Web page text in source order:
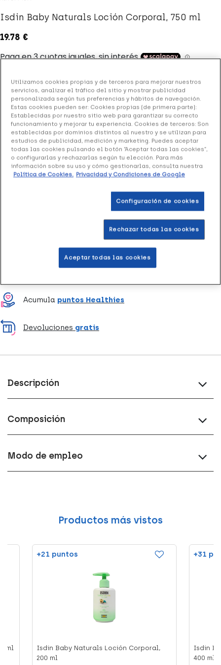
Isdin Baby Naturals Loción Corporal, 750 ml
19.78 €
(2 opiniones)
Isdin Babynaturals Loción Corporales un hidratante
corporal para bebés desde su primer día de vida. Ayuda a
cuidar y suavizar la piel sensible de los recién nacidos.
Formato dispensador de 750 ml.
Acumula puntos Healthies
Devoluciones gratis
Descripción
Composición
Modo de empleo
Productos más vistos
ml
+21 puntos
Isdin Baby Naturals Loción Corporal,
200 ml
+31
Isdin
400 ml
Utilizamos cookies propias y de terceros para mejorar nuestros
servicios, analizar el tráfico del sitio y mostrar publicidad
personalizada según tus preferencias y hábitos de navegación.
Estas cookies pueden ser: Cookies propias (de primera parte):
Establecidas por nuestro sitio web para garantizar su correcto
funcionamiento y mejorar tu experiencia. Cookies de terceros: Son
establecidas por dominios distintos al nuestro y se utilizan para
estudios de publicidad, medición y marketing. Puedes aceptar
todas las cookies pulsando el botón “Aceptar todas las cookies”,
o configurarlas y rechazarlas según tu elección. Para más
información sobre su uso y cómo gestionarlas, consulta nuestra
Política de Cookies. Privacidad y Condiciones de Google
Configuración de cookies
Rechazar todas las cookies
Aceptar todas las cookies